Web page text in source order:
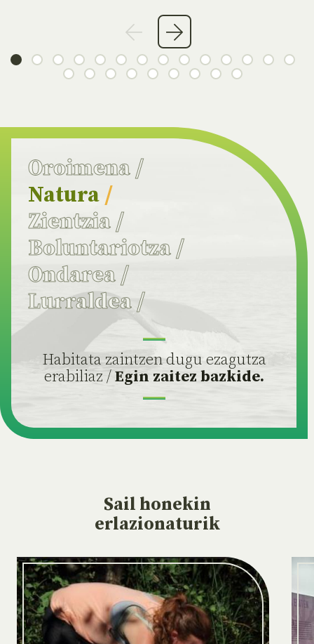
Oroimena /
Natura /
Zientzia/
Boluntariotza/
Ondarea /
Lurraldea/
Habitata zaintzen dugu ezagutza
erabiliaz /Egin zaitez bazkide.
Sail honekin
erlazionaturik